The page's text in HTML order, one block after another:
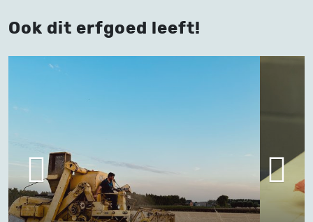
Ook dit erfgoed leeft!